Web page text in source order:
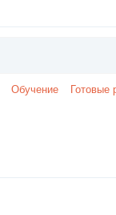
Обучение Готовые